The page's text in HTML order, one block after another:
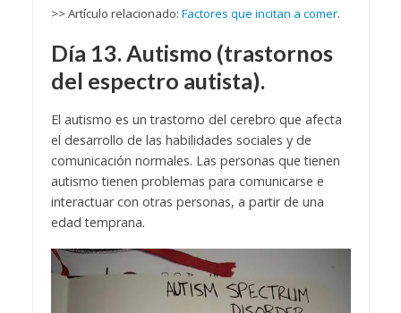
>> Artículo relacionado: Factores que incitan a comer.
Día 13. Autismo (trastornos
del espectro autista).
El autismo es un trastorno del cerebro que afecta
el desarrollo de las habilidades sociales y de
comunicación normales. Las personas que tienen
autismo tienen problemas para comunicarse e
interactuar con otras personas, a partir de una
edad temprana.